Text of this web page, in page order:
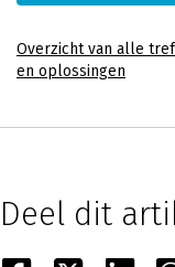
Overzicht van alle
en oplossingen
Deel dit